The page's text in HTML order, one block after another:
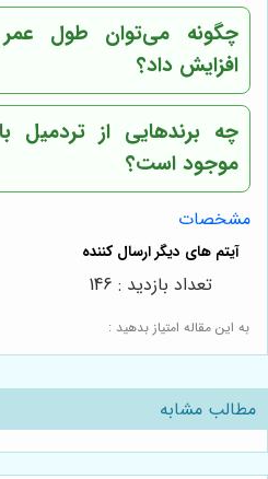
چگونه می‌توان طول عمر
افزایش داد؟
چه برندهایی از تردمیل
موجود است؟
مشخصات
به این مقاله امتیاز بدهید :
تعداد بازدید : 146
مطالب مشابه